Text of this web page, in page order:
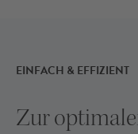
EINFACH & EFFIZIENT
Zur